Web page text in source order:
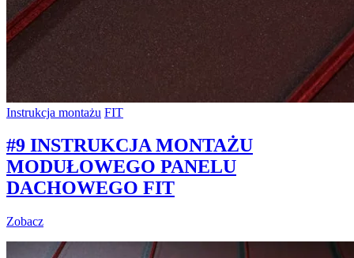
Instrukcja montażu FIT
#9 INSTRUKCJA MONTAŻU
MODUŁOWEGO PANELU
DACHOWEGO FIT
Zobacz